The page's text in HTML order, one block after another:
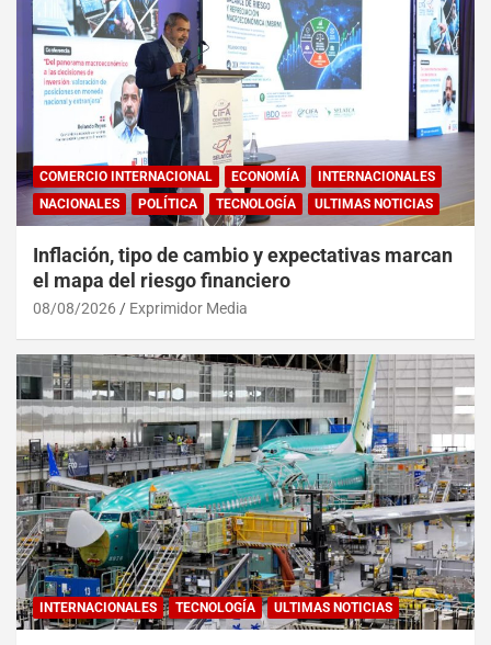
COMERCIO INTERNACIONAL ECONOMÍA
INTERNACIONALES
NACIONALES
POLÍTICA TECNOLOGÍA ULTIMAS NOTICIAS
Inflación, tipo de cambio y expectativas marcan
el mapa del riesgo financiero
08/08/2026 Exprimidor Media
INTERNACIONALES TECNOLOGÍA ULTIMAS NOTICIAS